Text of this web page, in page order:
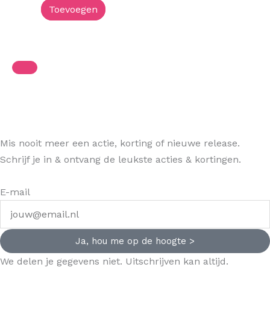
Toevoegen
Mis nooit meer een actie, korting of nieuwe release.
Schrijf je in & ontvang de leukste acties & kortingen.
E-mail
Ja, hou me op de hoogte >
We delen je gegevens niet. Uitschrijven kan altijd.